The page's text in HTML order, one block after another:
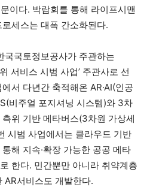
이다. 박람회를 통해 라이프시맨
세스는 대폭 간소화된다.
국토정보공사가 주관하는
서비스 시범 사업’ 주관사로 선
서 다년간 축적해온 AR·AI(인공
비주얼 포지셔닝 시스템)와 3차
위 기반 메타버스(3차원 가상세
시범 사업에서는 클라우드 기반
해 지속·확장 가능한 공공 메타
한다. 민간뿐만 아니라 취약계층
AR서비스도 개발한다.